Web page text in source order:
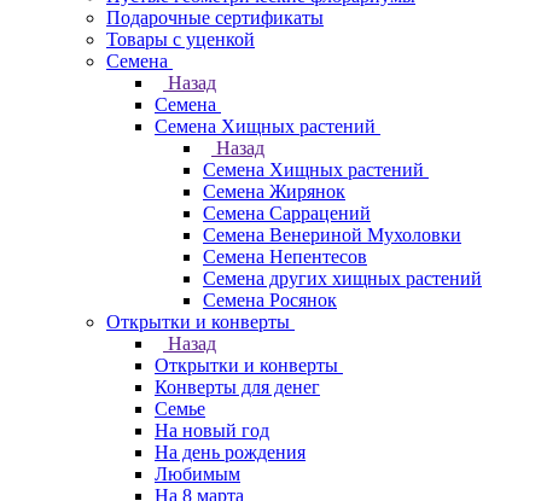
Подарочные сертификаты
Товары с уценкой
Семена
Назад
Семена
Семена Хищных растений
Назад
Семена Хищных растений
Семена Жирянок
Семена Саррацений
Семена Венериной Мухоловки
Семена Непентесов
Семена других хищных растений
Семена Росянок
Открытки и конверты
Назад
Открытки и конверты
Конверты для денег
Семье
На новый год
На день рождения
Любимым
На 8 марта